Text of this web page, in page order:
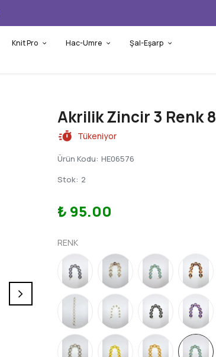
Knit Pro Hac-Umre
Şal-Eşarp
Akrilik Zincir 3 Renk 8
Tükeniyor
Ürün Kodu: HE06576
Stok: 2
₺ 95.00
RENK